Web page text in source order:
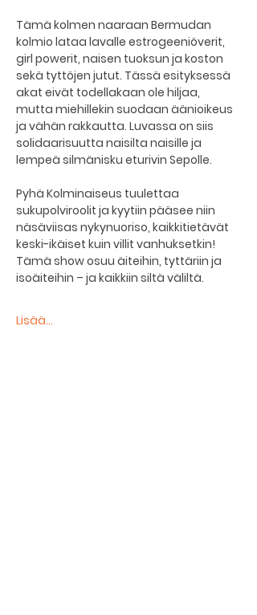
Tämä kolmen naaraan Bermudan
kolmio lataa lavalle estrogeeniöverit,
girl powerit, naisen tuoksun ja koston
sekä tyttöjen jutut. Tässä esityksessä
akat eivät todellakaan ole hiljaa,
mutta miehillekin suodaan äänioikeus
ja vähän rakkautta. Luvassa on siis
solidaarisuutta naisilta naisille ja
lempeä silmänisku eturivin Sepolle.
Pyhä Kolminaiseus tuulettaa
sukupolviroolit ja kyytiin pääsee niin
näsäviisas nykynuoriso, kaikkitietävät
keski-ikäiset kuin villit vanhuksetkin!
Tämä show osuu äiteihin, tyttäriin ja
isoäiteihin – ja kaikkiin siltä väliltä.
Lisää...